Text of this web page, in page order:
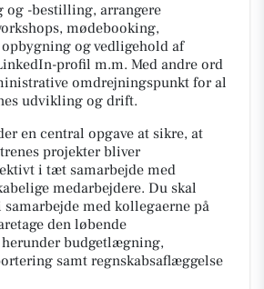
-bestilling, arrangere
mødebooking,
og vedligehold af
profil m.m. Med andre ord
omdrejningspunkt for al
udvikling og drift.
en central opgave at sikre, at
projekter bliver
i tæt samarbejde med
medarbejdere. Du skal
med kollegaerne på
den løbende
budgetlægning,
samt regnskabsaflæggelse